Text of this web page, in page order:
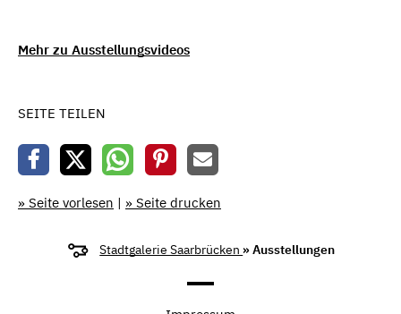
Mehr zu Ausstellungsvideos
SEITE TEILEN
» Seite vorlesen | » Seite drucken
Stadtgalerie Saarbrücken » Ausstellungen